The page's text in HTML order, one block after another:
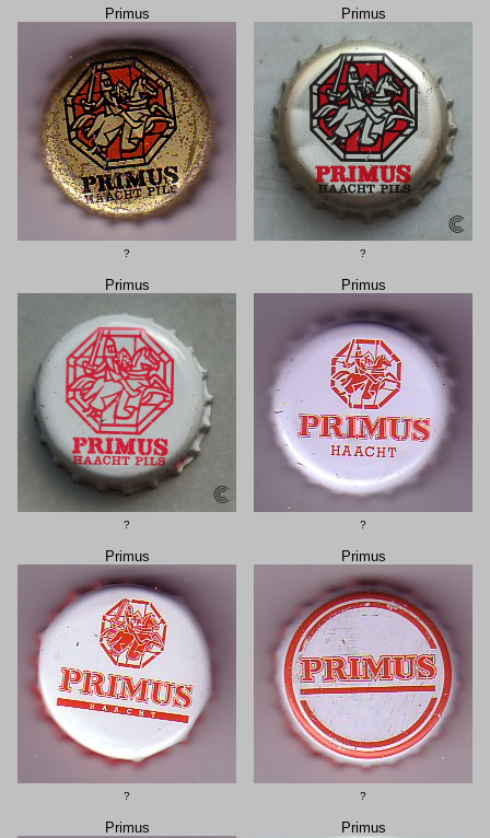
Primus
?
Primus
?
Primus
?
Primus
?
Primus
?
Primus
?
Primus Primus